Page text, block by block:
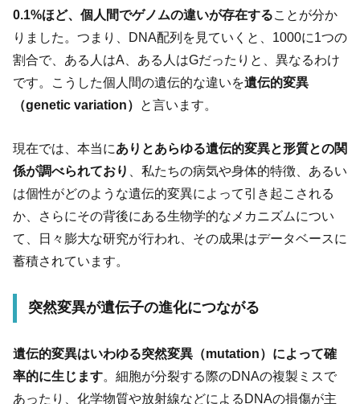
0.1%ほど、個人間でゲノムの違いが存在することが分か
りました。つまり、DNA配列を見ていくと、1000に1つの
割合で、ある人はA、ある人はGだったりと、異なるわけ
です。こうした個人間の遺伝的な違いを遺伝的変異
（genetic variation）
と言います。
現在では、本当にありとあらゆる遺伝的変異と形質との関
係が調べられており
、私たちの病気や身体的特徴、あるい
は個性がどのような遺伝的変異によって引き起こされる
か、さらにその背後にある生物学的なメカニズムについ
て、日々膨大な研究が行われ、その成果はデータベースに
蓄積されています。
突然変異が遺伝子の進化につながる
遺伝的変異はいわゆる突然変異（mutation）によって確
率的に生じます。細胞が分裂する際のDNAの複製ミスで
あったり、化学物質や放射線などによるDNAの損傷が主